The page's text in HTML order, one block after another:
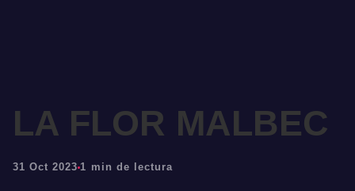
LA FLOR MALBEC
31 Oct 2023 1 min de lectura